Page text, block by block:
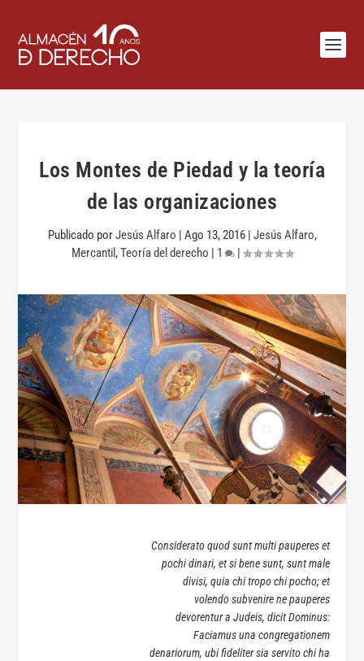
Los Montes de Piedad y la teoría
de las organizaciones
Publicado porJesús Alfaro | Ago 13, 2016| Jesús Alfaro,
Mercantil ,Teoría del derecho | 1 |
Considerato quod sunt multi pauperes et
pochi dinari, et si bene sunt, sunt male
divisi, quia chi tropo chi pocho; et
volendo subvenire ne pauperes
devorentur a Judeis, dicit Dominus:
Faciamus una congregationem
denariorum, ubi fideliter sia servito chi ha